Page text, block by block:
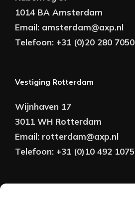
1014 BA Amsterdam
Email: amsterdam@axp.nl
Telefoon: +31 (0)20 280 7050
Vestiging Rotterdam
Wijnhaven 17
3011 WH Rotterdam
Email: rotterdam@axp.nl
Telefoon: +31 (0)10 492 1075